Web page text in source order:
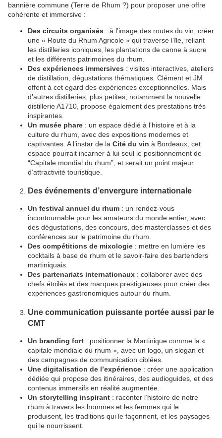
bannière commune (Terre de Rhum ?) pour proposer une offre
cohérente et immersive :
Des circuits organisés : à l’image des routes du vin, créer
une « Route du Rhum Agricole » qui traverse l’île, reliant
les distilleries iconiques, les plantations de canne à sucre
et les différents patrimoines du rhum.
Des expériences immersives : visites interactives, ateliers
de distillation, dégustations thématiques. Clément et JM
offent à cet egard des expériences exceptionnelles. Mais
d’autres distilleries, plus petites, notamment la nouvelle
distillerie A1710, propose également des prestations très
inspirantes.
Un musée phare : un espace dédié à l’histoire et à la
culture du rhum, avec des expositions modernes et
captivantes. A l’instar de la Cité du vin à Bordeaux, cet
espace pourrait incarner à lui seul le positionnement de
“Capitale mondial du rhum”, et serait un point majeur
d’attractivité touristique.
Des événements d’envergure internationale
Un festival annuel du rhum : un rendez-vous
incontournable pour les amateurs du monde entier, avec
des dégustations, des concours, des masterclasses et des
conférences sur le patrimoine du rhum.
Des compétitions de mixologie : mettre en lumière les
cocktails à base de rhum et le savoir-faire des bartenders
martiniquais.
Des partenariats internationaux : collaborer avec des
chefs étoilés et des marques prestigieuses pour créer des
expériences gastronomiques autour du rhum.
Une communication puissante portée aussi par le
CMT
Un branding fort : positionner la Martinique comme la «
capitale mondiale du rhum », avec un logo, un slogan et
des campagnes de communication ciblées.
Une digitalisation de l’expérience : créer une application
dédiée qui propose des itinéraires, des audioguides, et des
contenus immersifs en réalité augmentée.
Un storytelling inspirant : raconter l’histoire de notre
rhum à travers les hommes et les femmes qui le
produisent, les traditions qui le façonnent, et les paysages
qui le nourrissent.